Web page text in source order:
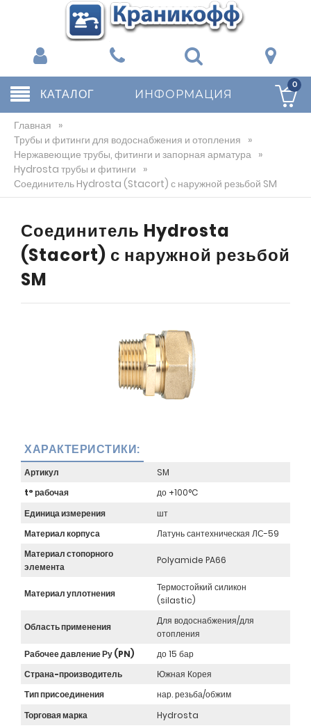
КАТАЛОГ ИНФОРМАЦИЯ
0
Главная »
Трубы и фитинги для водоснабжения и отопления »
Нержавеющие трубы, фитинги и запорная арматура »
Hydrosta трубы и фитинги »
Соединитель Hydrosta (Stacort) с наружной резьбой SM
Соединитель Hydrosta
(Stacort) с наружной резьбой
SM
ХАРАКТЕРИСТИКИ:
Артикул
SM
t° рабочая
до +100°C
Единица измерения
шт
Материал корпуса
Латунь сантехническая ЛС-59
Материал стопорного
элемента
Polyamide PA66
Материал уплотнения
Термостойкий силикон
(silastic)
Область применения
Для водоснабжения/для
отопления
Рабочее давление Ру (PN)
до 15 бар
Страна-производитель
Южная Корея
Тип присоединения
нар. резьба/обжим
Торговая марка
Hydrosta